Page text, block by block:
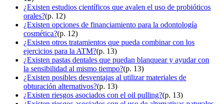
¿Existen estudios científicos que avalen el uso de probióticos
orales?(p. 12)
¿Existen opciones de financiamiento para la odontología
cosmética?(p. 12)
¿Existen otros tratamientos que pueda combinar con los
ejercicios para la ATM?(p. 13)
¿Existen pastas dentales que puedan blanquear y ayudar con
la sensibilidad al mismo tiempo?(p. 13)
¿Existen posibles desventajas al utilizar materiales de
obturación alternativos?(p. 13)
¿Existen riesgos asociados con el oil pulling?(p. 13)